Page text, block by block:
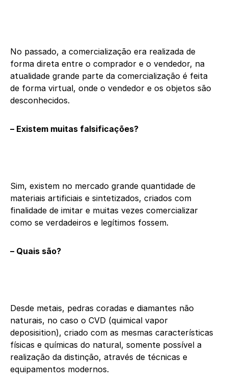
No passado, a comercialização era realizada de
forma direta entre o comprador e o vendedor, na
atualidade grande parte da comercialização é feita
de forma virtual, onde o vendedor e os objetos são
desconhecidos.
– Existem muitas falsificações?
Sim, existem no mercado grande quantidade de
materiais artificiais e sintetizados, criados com
finalidade de imitar e muitas vezes comercializar
como se verdadeiros e legítimos fossem.
– Quais são?
Desde metais, pedras coradas e diamantes não
naturais, no caso o CVD (quimical vapor
deposisition), criado com as mesmas características
físicas e químicas do natural, somente possível a
realização da distinção, através de técnicas e
equipamentos modernos.